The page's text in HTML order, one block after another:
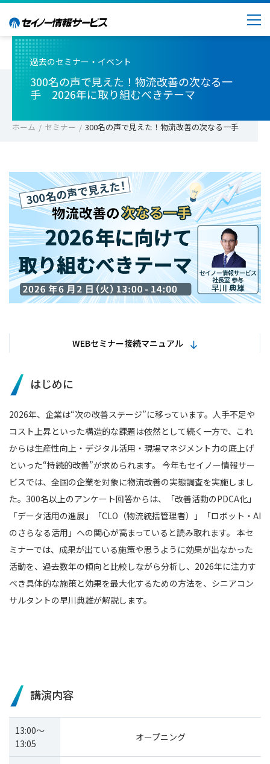
過去のセミナー・イベント
300名の声で見えた！物流改善の次なる一
手 2026年に取り組むべきテーマ
ホーム セミナー 300名の声で見えた！物流改善の次なる一手 2026
WEBセミナー接続マニュアル
はじめに
2026年、企業は“次の改善ステージ”に移っています。人手不足や
コスト上昇といった構造的な課題は依然として続く一方で、これ
からは生産性向上・デジタル活用・現場マネジメント力の底上げ
といった“持続的改善”が求められます。 今年もセイノー情報サー
ビスでは、全国の企業を対象に物流改善の実態調査を実施しまし
た。300名以上のアンケート回答からは、「改善活動のPDCA化」
「データ活用の進展」「CLO（物流統括管理者）」「ロボット・AI
のさらなる活用」への関心が高まっていると読み取れます。 本セ
ミナーでは、成果が出ている施策や思うように効果が出なかった
活動を、過去数年の傾向と比較しながら分析し、2026年に注力す
べき具体的な施策と効果を最大化するための方法を、シニアコン
サルタントの早川典雄が解説します。
講演内容
13:00～
13:05
オープニング